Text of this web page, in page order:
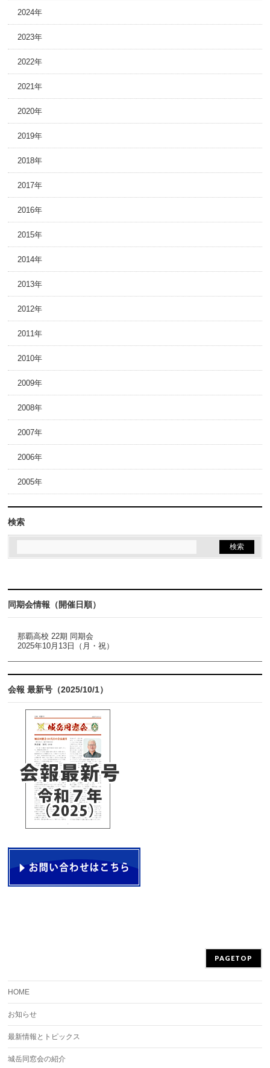
2024年
2023年
2022年
2021年
2020年
2019年
2018年
2017年
2016年
2015年
2014年
2013年
2012年
2011年
2010年
2009年
2008年
2007年
2006年
2005年
検索
同期会情報（開催日順）
那覇高校 22期 同期会
2025年10月13日（月・祝）
会報 最新号（2025/10/1）
PAGETOP
HOME
お知らせ
最新情報とトピックス
城岳同窓会の紹介